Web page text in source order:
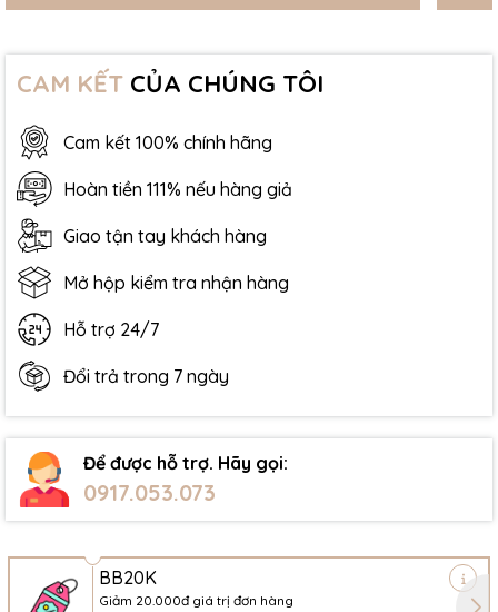
CAM KẾT CỦA CHÚNG TÔI
Cam kết 100% chính hãng
Hoàn tiền 111% nếu hàng giả
Giao tận tay khách hàng
Mở hộp kiểm tra nhận hàng
Hỗ trợ 24/7
Đổi trả trong 7 ngày
Để được hỗ trợ. Hãy gọi:
0917.053.073
BB20K
Giảm 20.000đ giá trị đơn hàng